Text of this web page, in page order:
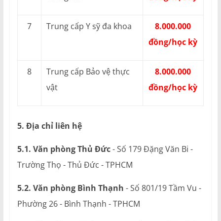
7 Trung cấp Y sỹ đa khoa
8.000.000
đồng/học kỳ
8
Trung cấp Bảo vệ thực
vật
8.000.000
đồng/học kỳ
5. Địa chỉ liên hệ
5.1. Văn phòng Thủ Đức- Số 179 Đặng Văn Bi -
Trường Thọ - Thủ Đức - TPHCM
5.2. Văn phòng Bình Thạnh - Số 801/19 Tầm Vu -
Phường 26 - Bình Thạnh - TPHCM